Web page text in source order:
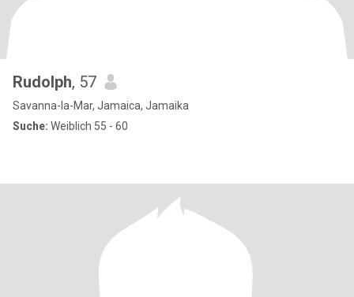
Rudolph, 57
Savanna-la-Mar, Jamaica, Jamaika
Suche: Weiblich 55 - 60